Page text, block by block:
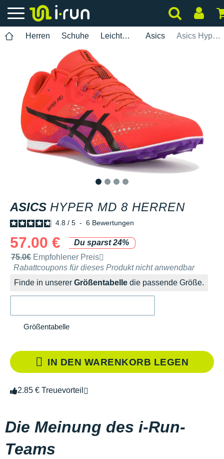
Herren Schuhe Leichtathletik Asics Asics Hyper MD 8 Herren
ASICS HYPER MD 8 HERREN
4.8 / 5 - 6 Bewertungen
57.00 €
Du sparst 24%
Unverbindliche Preisempfehlung der Marke
75.0€ Empfohlener Preis
Rabattcoupons für dieses Produkt nicht anwendbar
Finde in unserer Größentabelle die passende Größe.
Größentabelle
IN DEN WARENKORB LEGEN
2.85 € Treuevorteil
Die Meinung des i-Run-
Teams